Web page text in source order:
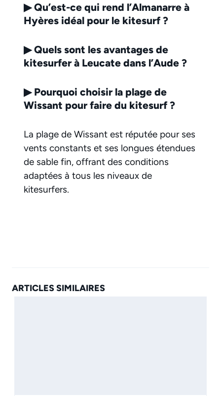
▶Qu’est-ce qui rend l’Almanarre à
Hyères idéal pour le kitesurf ?
▶Quels sont les avantages de
kitesurfer à Leucate dans l’Aude ?
▶Pourquoi choisir la plage de
Wissant pour faire du kitesurf ?
La plage de Wissant est réputée pour ses
vents constants et ses longues étendues
de sable fin, offrant des conditions
adaptées à tous les niveaux de
kitesurfers.
ARTICLES SIMILAIRES